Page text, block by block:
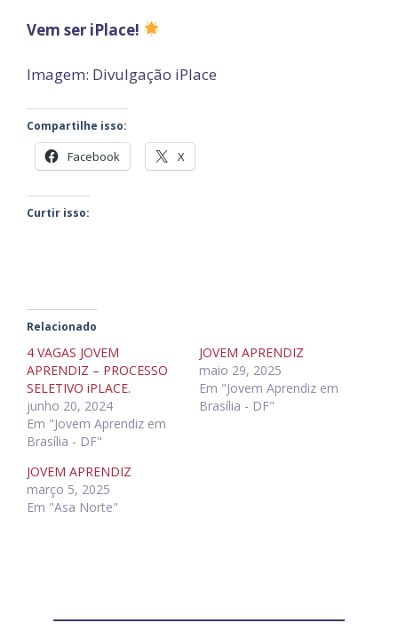
Vem ser iPlace!
Imagem: Divulgação iPlace
Compartilhe isso:
Facebook X
Curtir isso:
Relacionado
4 VAGAS JOVEM
APRENDIZ – PROCESSO
SELETIVO iPLACE.
junho 20, 2024
Em "Jovem Aprendiz em
Brasília - DF"
JOVEM APRENDIZ
maio 29, 2025
Em "Jovem Aprendiz em
Brasília - DF"
JOVEM APRENDIZ
março 5, 2025
Em "Asa Norte"